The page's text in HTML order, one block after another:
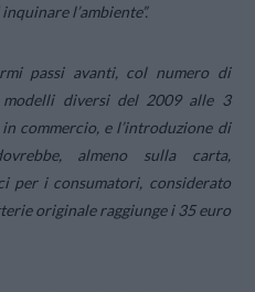
l’ambiente”.
passi avanti, col numero di
diversi del 2009 alle 3
commercio, e l’introduzione di
almeno sulla carta,
per i consumatori, considerato
originale raggiunge i 35 euro